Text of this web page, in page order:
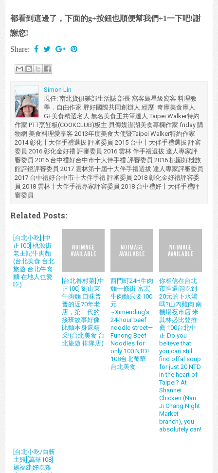
都看到這邊了，下面的g+按鈕也順便幫我們+1一下吧!謝
謝您!
Share:
Simon Lin
現任: 南北貨俱樂部生活誌 部長 窩客島星級窩客 料理教
學．自由作家 胖好國際共同創辦人 經歷: 奇摩美食摩人
G+美食精選名人 無名美食王共筆達人 Taipei Walker特約
作家 PTT烹飪板(COOKCLUB)板主 貝傳媒澎湖美食專欄作家 friday 購
物網 美食料理愛享客 2013年度美食大使暨Taipei Walker特約作家
2014 彰化十大伴手禮選拔 評審委員 2015 台中十大伴手禮選拔 評審
委員 2016 彰化金好禮 評審委員 2016 雲林 伴手禮選拔 達人專家評
審委員 2016 台中禮好台中市十大伴手禮 評審委員 2016 桃園好棧旅
館評鑑評審委員 2017 雲林第十屆十大伴手禮選拔 達人專家評審委員
2017 台中禮好台中市十大伴手禮 評審委員 2018 彰化金好禮評審委
員 2018 雲林十大伴手禮專家評審委員 2018 台中禮好十大伴手禮評
審委員
Related Posts:
[台北小吃] [中
正100] 桃源街
老王記牛肉麵
(台北美食 台北
旅遊 台北牛肉
麵 在地人也愛
吃)
[台北眷村菜][中
正100] 劉山東
牛肉麵 口味普
普的近70年老
店，第二代的
接班故事好像
比麵本身還精
采!(台北美食 台
北旅遊 排隊店)
西門町24H牛肉
麵一條街-富宏
牛肉麵只要100
元
~Ximending's
24-hour beef
noodle street—
Fuhong Beef
Noodles for
only 100 NTD!
108台北萬華
台北美食
你相信在台北
市區還能吃到
20元的下水湯
嗎?山內雞肉 南
機場夜市店 米
其林必比登推
薦 100台北中
正 Do you
believe that
you can still
find offal soup
for just 20 NTD
in the heart of
Taipei? At
Shannei
Chicken (Nan
Ji Chang Night
Market
branch), you
absolutely can!
[台北小吃/白斬
土雞][萬華108]
施福建好吃雞